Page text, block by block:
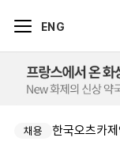
ENG
채용